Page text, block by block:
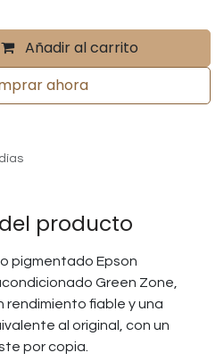
Añadir al carrito
ahora
producto
pigmentado Epson
Green Zone,
fiable y una
al original, con un
por copia.